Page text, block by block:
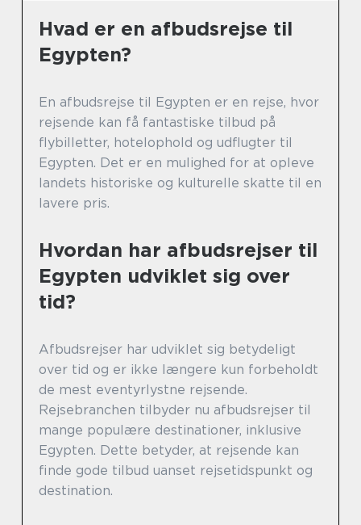
Hvad er en afbudsrejse til
Egypten?
En afbudsrejse til Egypten er en rejse, hvor
rejsende kan få fantastiske tilbud på
flybilletter, hotelophold og udflugter til
Egypten. Det er en mulighed for at opleve
landets historiske og kulturelle skatte til en
lavere pris.
Hvordan har afbudsrejser til
Egypten udviklet sig over
tid?
Afbudsrejser har udviklet sig betydeligt
over tid og er ikke længere kun forbeholdt
de mest eventyrlystne rejsende.
Rejsebranchen tilbyder nu afbudsrejser til
mange populære destinationer, inklusive
Egypten. Dette betyder, at rejsende kan
finde gode tilbud uanset rejsetidspunkt og
destination.